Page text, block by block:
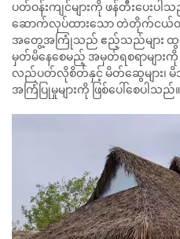
ပတ်ဝန်းကျင်များကို ဖန်တီးပေးပါသ
ဆောက်လုပ်ထားသော တဲတိုက်ငယ်တစ်
အတွေ့အကြုံသည် ဧည့်သည်များ ထွက်ခွ
မှတ်မိနေစေမည့် အမှတ်ရစရာများကို
လည်ပတ်လိုစိတ်နှင့် မိတ်ဆွေများ၊ မိသ
အကြံပြုမှုများကို ဖြစ်ပေါ်စေပါသည်။